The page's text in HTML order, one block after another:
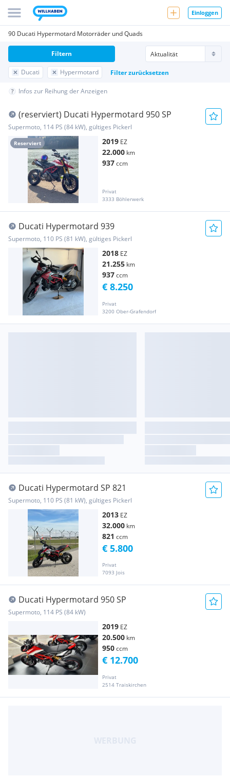
Einloggen
90 Ducati Hypermotard Motorräder und Quads
Ducati Hypermotard Filter zurücksetzen
Filtern
Infos zur Reihung der Anzeigen
Reserviert
(reserviert) Ducati Hypermotard 950 SP
Supermoto, 114 PS (84 kW), gültiges Pickerl
2019 EZ
22.000 km
937ccm
Privat
3333 Böhlerwerk
Ducati Hypermotard 939
Supermoto, 110 PS (81 kW), gültiges Pickerl
2018 EZ
21.255 km
937ccm
Privat
3200 Ober-Grafendorf
€ 8.250
Ducati Hypermotard SP 821
Supermoto, 110 PS (81 kW), gültiges Pickerl
2013 EZ
32.000 km
821 ccm
Privat
7093 Jois
€ 5.800
Ducati Hypermotard 950 SP
Supermoto, 114 PS (84 kW)
2019 EZ
20.500 km
950ccm
Privat
2514 Traiskirchen
€ 12.700